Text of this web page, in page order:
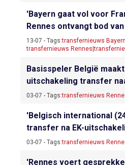
'Bayern gaat vol voor
Rennes ontvangt bod
13-07 - Tags:transfernieuws
transfernieuws Rennes |
Basisspeler België
uitschakeling transfer
03-07 - Tags:transfernieuws
'Belgisch international
transfer na EK-
03-07 - Tags:transfernieuws
'Rennes voert